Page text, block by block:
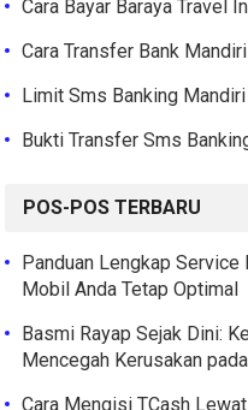
Cara Bayar Baraya Travel
Cara Transfer Bank
Limit Sms Banking
Bukti Transfer Sms
POS-POS TERBARU
Panduan Lengkap
Mobil Anda Tetap Optimal
Basmi Rayap Sejak Dini:
Mencegah Kerusakan
Cara Mengisi TCash